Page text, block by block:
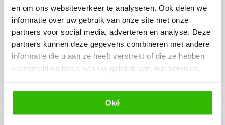
en om ons websiteverkeer te analyseren. Ook delen we
informatie over uw gebruik van onze site met onze
partners voor social media, adverteren en analyse. Deze
partners kunnen deze gegevens combineren met andere
informatie die u aan ze heeft verstrekt of die ze hebben
verzameld op basis van uw gebruik van hun services.
Oké